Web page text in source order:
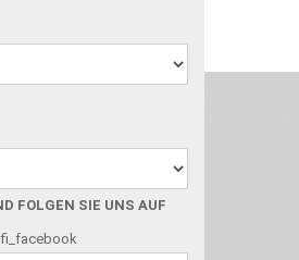
und nehmen uns für jeden Arbeitsschritt
FOLGEN SIE UNS AUF